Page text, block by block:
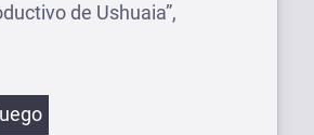
de Ushuaia”,